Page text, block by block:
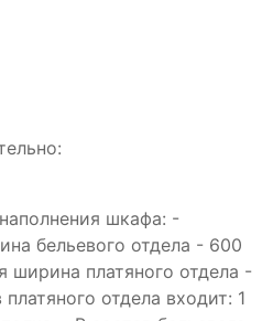
шкафа: -
бельевого отдела - 600
платяного отдела -
отдела входит: 1